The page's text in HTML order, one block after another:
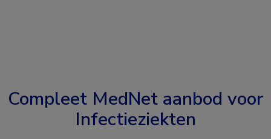
Compleet MedNet aanbod voor
Infectieziekten